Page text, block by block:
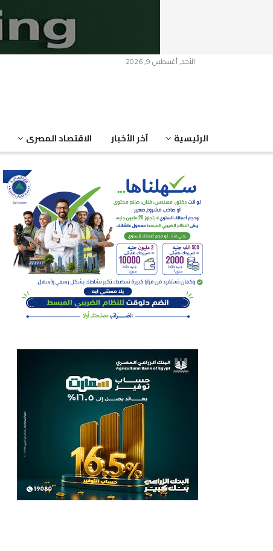
الأحد, أغسطس 9, 2026
الرئيسية آخر الأخبار الاقتصاد المصرى